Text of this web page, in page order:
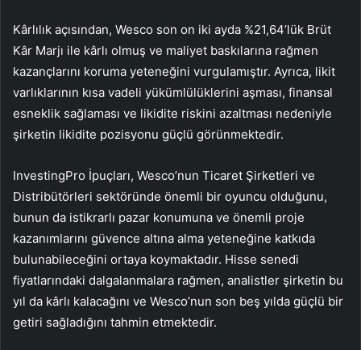
Kârlılık açısından, Wesco son on iki ayda %21,64’lük Brüt
Kâr Marjı ile kârlı olmuş ve maliyet baskılarına rağmen
kazançlarını koruma yeteneğini vurgulamıştır. Ayrıca, likit
varlıklarının kısa vadeli yükümlülüklerini aşması, finansal
esneklik sağlaması ve likidite riskini azaltması nedeniyle
şirketin likidite pozisyonu güçlü görünmektedir.
InvestingPro İpuçları, Wesco’nun Ticaret Şirketleri ve
Distribütörleri sektöründe önemli bir oyuncu olduğunu,
bunun da istikrarlı pazar konumuna ve önemli proje
kazanımlarını güvence altına alma yeteneğine katkıda
bulunabileceğini ortaya koymaktadır. Hisse senedi
fiyatlarındaki dalgalanmalara rağmen, analistler şirketin bu
yıl da kârlı kalacağını ve Wesco’nun son beş yılda güçlü bir
getiri sağladığını tahmin etmektedir.